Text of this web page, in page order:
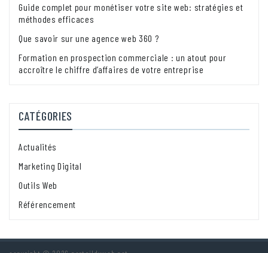
Guide complet pour monétiser votre site web: stratégies et
méthodes efficaces
Que savoir sur une agence web 360 ?
Formation en prospection commerciale : un atout pour
accroître le chiffre d’affaires de votre entreprise
CATÉGORIES
Actualités
Marketing Digital
Outils Web
Référencement